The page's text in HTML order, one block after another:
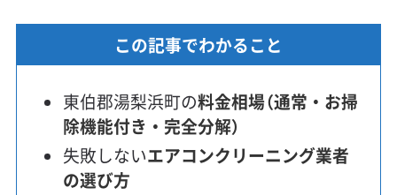
この記事でわかること
東伯郡湯梨浜町の料金相場（通常・お掃
除機能付き・完全分解）
失敗しないエアコンクリーニング業者
の選び方